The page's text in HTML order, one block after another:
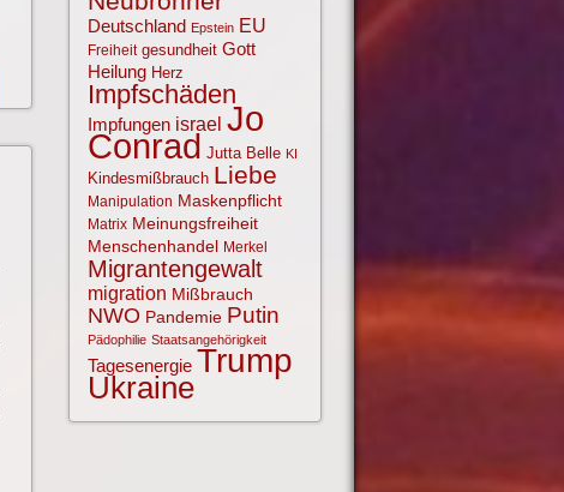
Deutschland Epstein EU
Freiheit gesundheit Gott
Heilung Herz
Impfschäden
Impfungen israel Jo
Conrad Jutta Belle KI
Kindesmißbrauch Liebe
Manipulation Maskenpflicht
Matrix Meinungsfreiheit
Menschenhandel Merkel
Migrantengewalt
migration Mißbrauch
NWO Pandemie Putin
Pädophilie Staatsangehörigkeit
Tagesenergie Trump
Ukraine